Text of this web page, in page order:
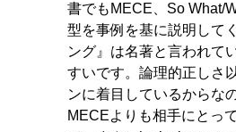
書でもMECE、So What/
型を事例を基に説明して
ング』は名著と言われて
すいです。論理的正しさ
ンに着目しているからな
MECEよりも相手にとっ